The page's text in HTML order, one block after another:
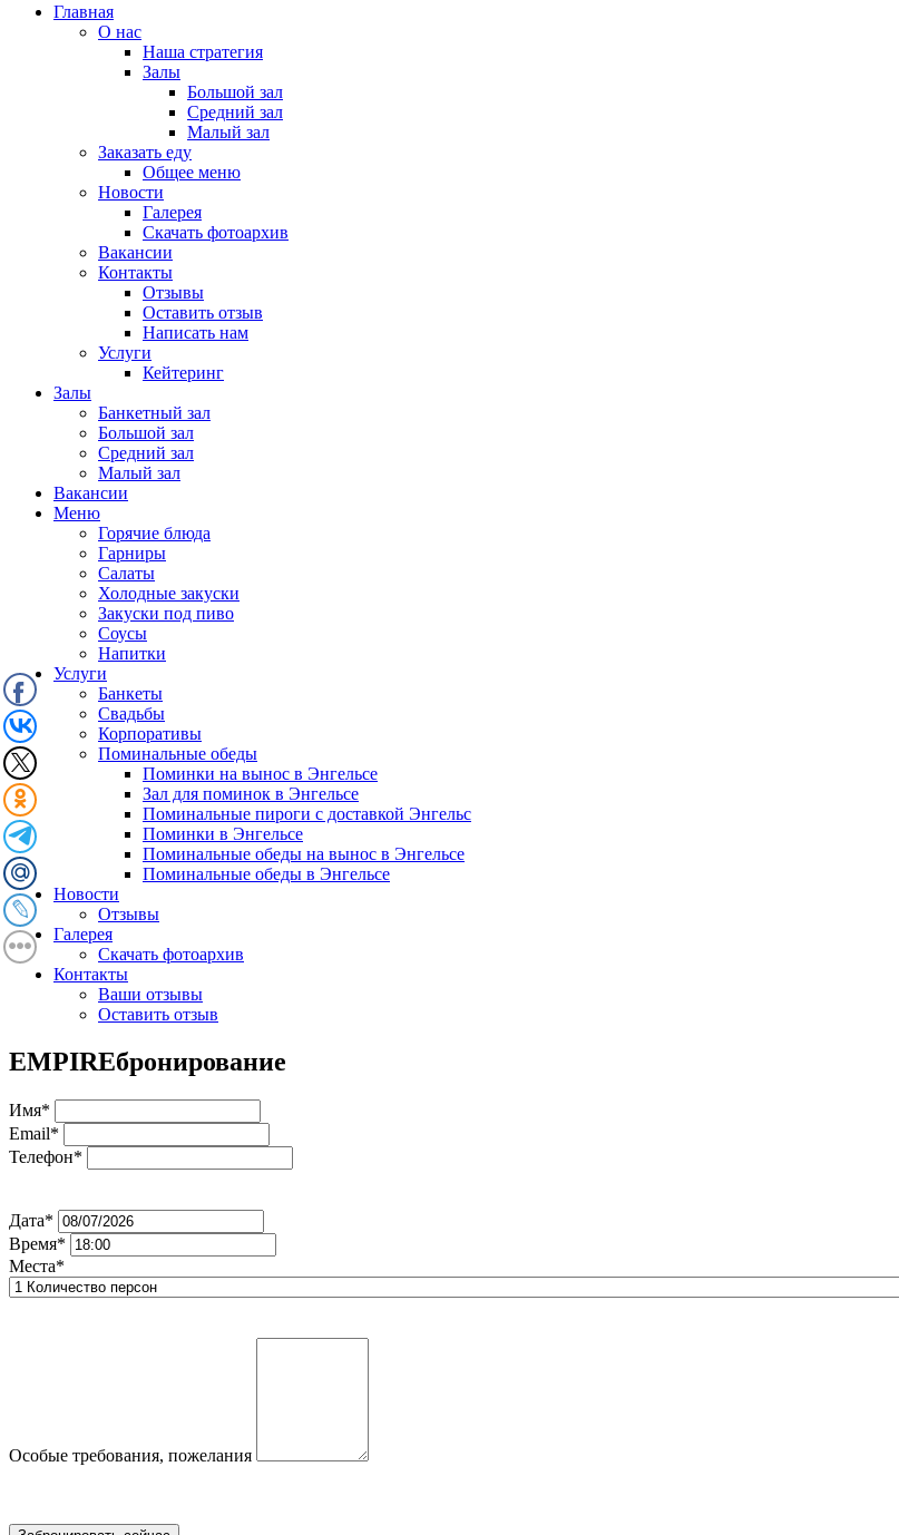
Главная
О нас
Наша стратегия
Залы
Большой зал
Средний зал
Малый зал
Заказать еду
Общее меню
Новости
Галерея
Скачать фотоархив
Вакансии
Контакты
Отзывы
Оставить отзыв
Написать нам
Услуги
Кейтеринг
Залы
Банкетный зал
Большой зал
Средний зал
Малый зал
Вакансии
Меню
Горячие блюда
Гарниры
Салаты
Холодные закуски
Закуски под пиво
Соусы
Напитки
Услуги
Банкеты
Свадьбы
Корпоративы
Поминальные обеды
Поминки на вынос в Энгельсе
Зал для поминок в Энгельсе
Поминальные пироги с доставкой Энгельс
Поминки в Энгельсе
Поминальные обеды на вынос в Энгельсе
Поминальные обеды в Энгельсе
Новости
Отзывы
Галерея
Скачать фотоархив
Контакты
Ваши отзывы
Оставить отзыв
EMPIREбронирование
Имя*
Email*
Телефон*
Дата*
Время*
Места*
Особые требования, пожелания